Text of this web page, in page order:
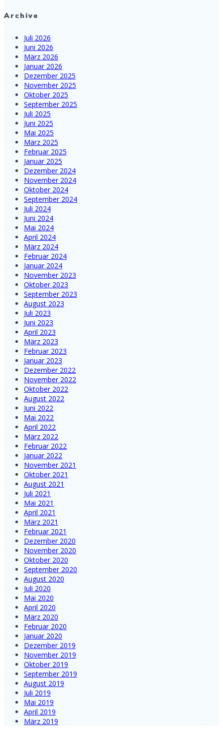
Archive
Juli 2026
Juni 2026
März 2026
Januar 2026
Dezember 2025
November 2025
Oktober 2025
September 2025
Juli 2025
Juni 2025
Mai 2025
März 2025
Februar 2025
Januar 2025
Dezember 2024
November 2024
Oktober 2024
September 2024
Juli 2024
Juni 2024
Mai 2024
April 2024
März 2024
Februar 2024
Januar 2024
November 2023
Oktober 2023
September 2023
August 2023
Juli 2023
Juni 2023
April 2023
März 2023
Februar 2023
Januar 2023
Dezember 2022
November 2022
Oktober 2022
August 2022
Juni 2022
Mai 2022
April 2022
März 2022
Februar 2022
Januar 2022
November 2021
Oktober 2021
August 2021
Juli 2021
Mai 2021
April 2021
März 2021
Februar 2021
Dezember 2020
November 2020
Oktober 2020
September 2020
August 2020
Juli 2020
Mai 2020
April 2020
März 2020
Februar 2020
Januar 2020
Dezember 2019
November 2019
Oktober 2019
September 2019
August 2019
Juli 2019
Mai 2019
April 2019
März 2019